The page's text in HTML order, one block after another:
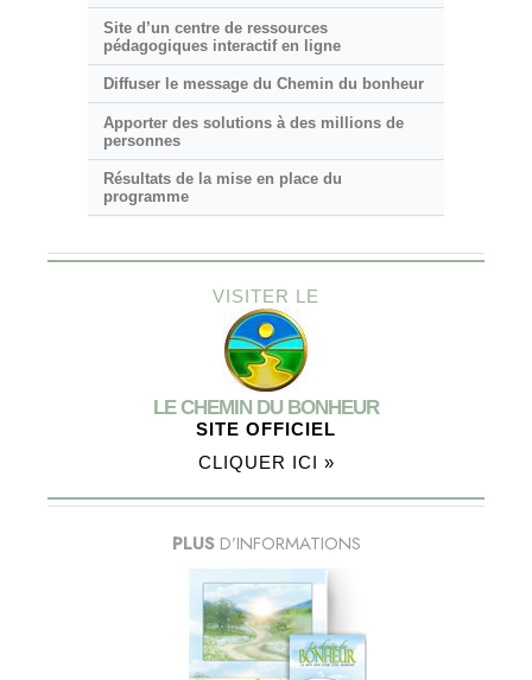
Site d’un centre de ressources
pédagogiques interactif en ligne
Diffuser le message du Chemin du bonheur
Apporter des solutions à des millions de
personnes
Résultats de la mise en place du
programme
VISITER LE
LE CHEMIN DU BONHEUR
SITE OFFICIEL
CLIQUER ICI »
PLUS D’INFORMATIONS